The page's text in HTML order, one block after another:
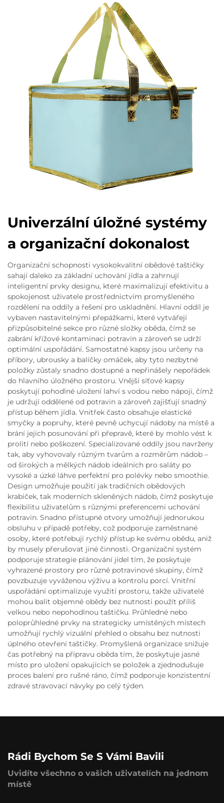
Univerzální úložné systémy
a organizační dokonalost
Organizační schopnosti vysokokvalitní obědové taštičky
sahají daleko za základní uchování jídla a zahrnují
inteligentní prvky designu, které maximalizují efektivitu a
spokojenost uživatele prostřednictvím promyšleného
rozdělení na oddíly a řešení pro uskladnění. Hlavní oddíl je
vybaven nastavitelnými přepážkami, které vytvářejí
přizpůsobitelné sekce pro různé složky oběda, čímž se
zabrání křížové kontaminaci potravin a zároveň se udrží
optimální uspořádání. Samostatné kapsy jsou určeny na
příbory, ubrousky a balíčky omáček, aby tyto nezbytné
položky zůstaly snadno dostupné a nepřinášely nepořádek
do hlavního úložného prostoru. Vnější síťové kapsy
poskytují pohodlné uložení lahví s vodou nebo nápoji, čímž
je udržují oddělené od potravin a zároveň zajišťují snadný
přístup během jídla. Vnitřek často obsahuje elastické
smyčky a popruhy, které pevně uchycují nádoby na místě a
brání jejich posunování při přepravě, které by mohlo vést k
prolití nebo poškození. Specializované oddíly jsou navrženy
tak, aby vyhovovaly různým tvarům a rozměrům nádob –
od širokých a mělkých nádob ideálních pro saláty po
vysoké a úzké láhve perfektní pro polévky nebo smoothie.
Design umožňuje použití jak tradičních obědových
krabiček, tak moderních skleněných nádob, čímž poskytuje
flexibilitu uživatelům s různými preferencemi uchování
potravin. Snadno přístupné otvory umožňují jednorukou
obsluhu v případě potřeby, což podporuje zaměstnané
osoby, které potřebují rychlý přístup ke svému obědu, aniž
by musely přerušovat jiné činnosti. Organizační systém
podporuje strategie plánování jídel tím, že poskytuje
vyhrazené prostory pro různé potravinové skupiny, čímž
povzbuzuje vyváženou výživu a kontrolu porcí. Vnitřní
uspořádání optimalizuje využití prostoru, takže uživatelé
mohou balit objemné obědy bez nutnosti použít příliš
velkou nebo nepohodlnou taštičku. Průhledné nebo
poloprůhledné prvky na strategicky umístěných místech
umožňují rychlý vizuální přehled o obsahu bez nutnosti
úplného otevření taštičky. Promyšlená organizace snižuje
čas potřebný na přípravu oběda tím, že poskytuje jasné
místo pro uložení opakujících se položek a zjednodušuje
proces balení pro rušné ráno, čímž podporuje konzistentní
zdravé stravovací návyky po celý týden.
Rádi Bychom Se S Vámi Bavili
Uvidíte všechno o vašich uživatelích na jednom
místě